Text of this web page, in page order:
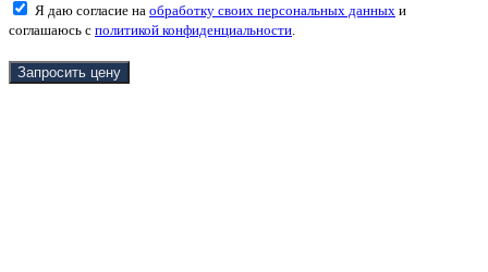
Я даю согласие на обработку своих персональных данных и
соглашаюсь с политикой конфиденциальности
Запросить цену